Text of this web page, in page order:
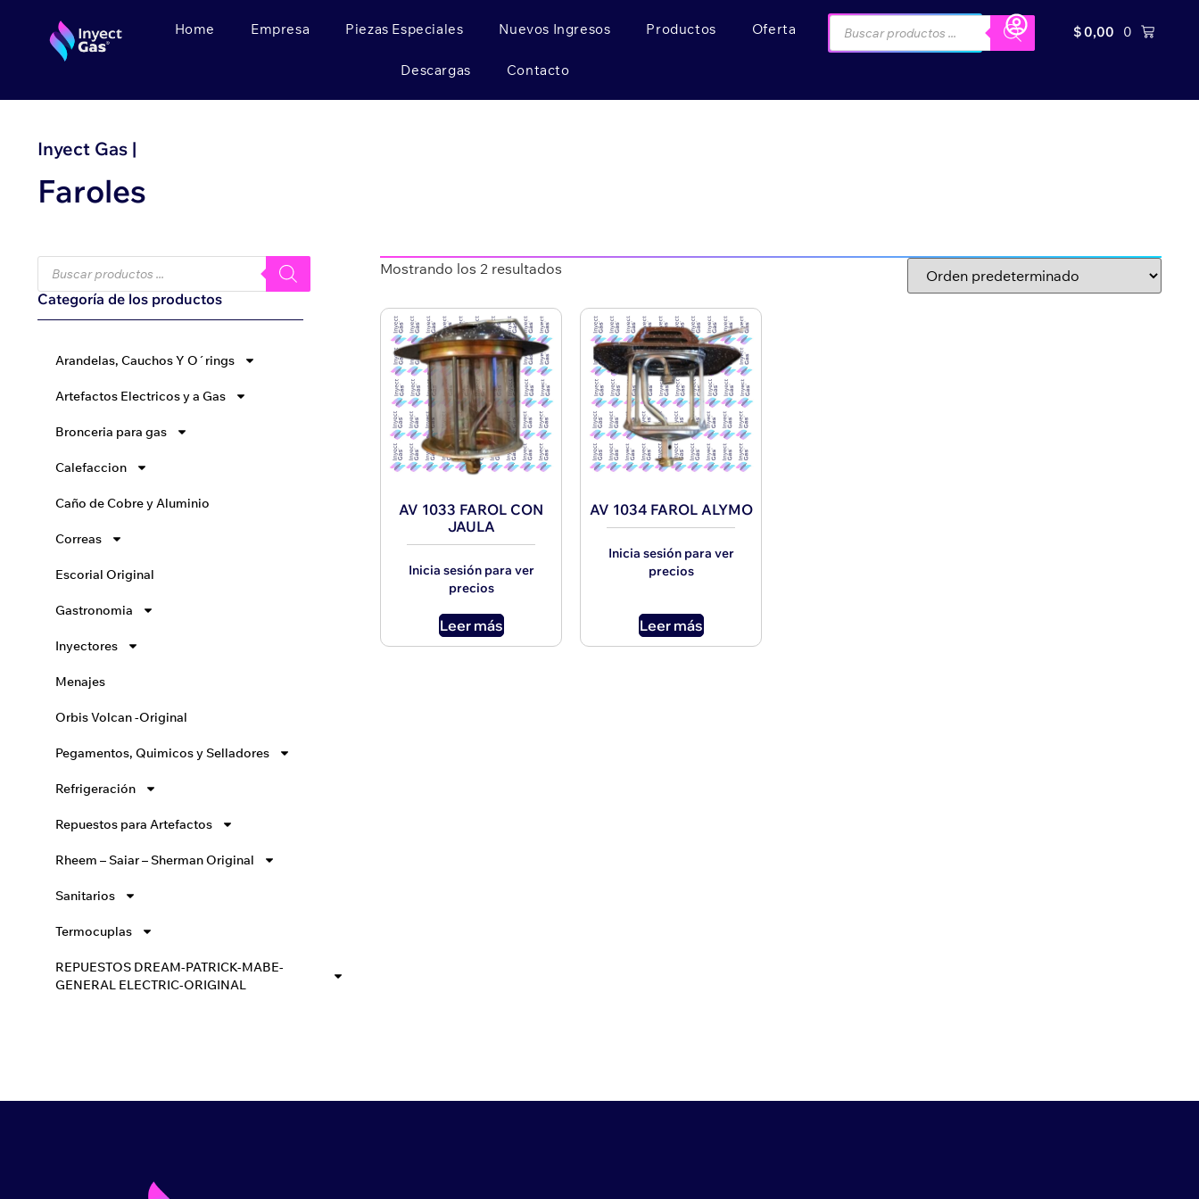
Home Empresa Piezas Especiales Nuevos Ingresos Productos Oferta
Descargas Contacto
$0,00 0
Inyect Gas |
Faroles
Categoría de los productos
Arandelas, Cauchos Y O´rings
Artefactos Electricos y a Gas
Bronceria para gas
Calefaccion
Caño de Cobre y Aluminio
Correas
Escorial Original
Gastronomia
Inyectores
Menajes
Orbis Volcan -Original
Pegamentos, Quimicos y Selladores
Refrigeración
Repuestos para Artefactos
Rheem – Saiar – Sherman Original
Sanitarios
Termocuplas
REPUESTOS DREAM-PATRICK-MABE-
GENERAL ELECTRIC-ORIGINAL
Mostrando los 2 resultados
AV 1033 FAROL CON
JAULA
Inicia sesión para ver
precios
Leer más
AV 1034 FAROL ALYMO
Inicia sesión para ver
precios
Leer más